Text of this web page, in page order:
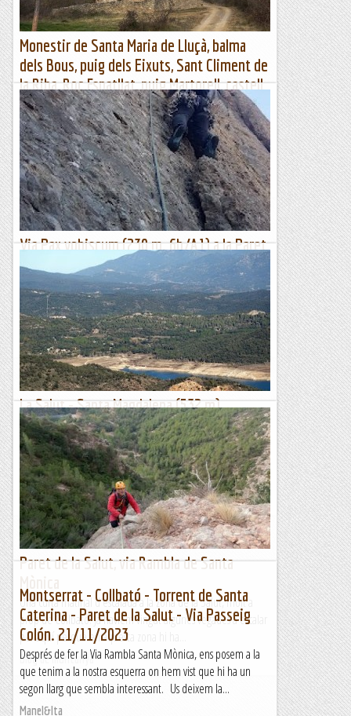
Monestir de Santa Maria de Lluçà, balma
dels Bous, puig dels Eixuts, Sant Climent de
la Riba, Roc Espatllat, puig Martorell, castell
de Lluçà i ermita de Sant Vicenç
Lluçà, Balma dels Bous, puig dels Eixuts, Sant Climent de la
Riba, roc Espatllat, Puig Martorell i Castell de LluçàLluçà,
Balma dels Bous, puig dels Eixuts, Sant Climent...
Muntanya
Via Pax vobiscum (230 m. 6b/A1) a la Paret
de Santa Cecília (Montserrat)
Escalada dificultosa, més del que pugui semblar quan donem
un primer cop d'ull a la ressenya (en algun punt s'ha de
pujar el grau, que és obligat). L'itinerari va enllaçant...
Classic climber
La Salut - Santa Magdalena (532 m)
Dimecres 6 de desembre de 2023 (26 anys de
maifemcim)Hora de sortida: Set del matí. Ubicació:
Comarca de l’Alt Empordà. Temps aproximat: 4 h (10,2
km) ...
Maifemcim.cat
Paret de la Salut, via Rambla de Santa
Una curta matinal d'escalada a la zona de la Salut, molt a
prop de Collbató. Ja havíem vingut algunes vegades a escalar
per aquí perquè en aquesta zona hi ha...
Blog de muntanya
Montserrat - Collbató - Torrent de Santa
Caterina - Paret de la Salut - Via Passeig
Colón. 21/11/2023
Després de fer la Via Rambla Santa Mònica, ens posem a la
que tenim a la nostra esquerra on hem vist que hi ha un
segon llarg que sembla interessant. Us deixem la...
Manel&Ita